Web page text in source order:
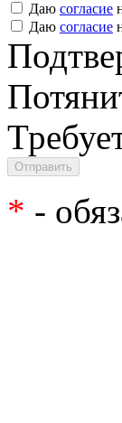
Даю согласие
Даю согласие
* -